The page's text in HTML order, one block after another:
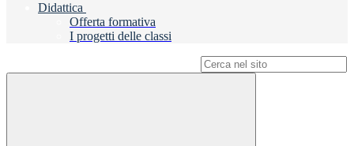
Didattica
Offerta formativa
I progetti delle classi